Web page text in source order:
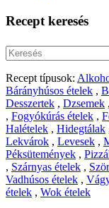
Recept keresés
Recept típusok:
Bárányhúsos ételek ,
Desszertek , Dzsemek ,
, Fogyókúrás ételek ,
Halételek , Hidegtálak
Lekvárok , Levesek ,
Péksütemények ,
, Szárnyas ételek ,
Vadhúsos ételek ,
ételek , Wok ételek